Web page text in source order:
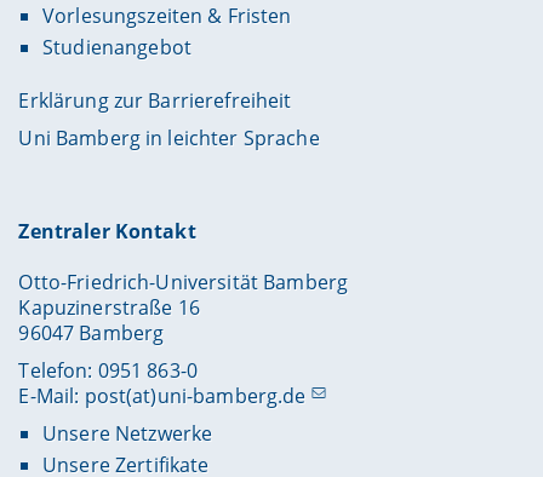
Vorlesungszeiten & Fristen
Studienangebot
Erklärung zur Barrierefreiheit
Uni Bamberg in leichter Sprache
Zentraler Kontakt
Otto-Friedrich-Universität Bamberg
Kapuzinerstraße 16
96047 Bamberg
Telefon: 0951 863-0
E-Mail: post(at)uni-bamberg.de
Unsere Netzwerke
Unsere Zertifikate